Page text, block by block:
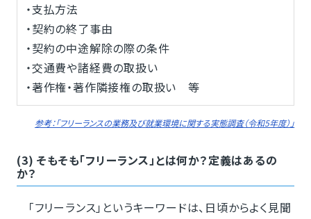
・支払方法
・契約の終了事由
・契約の中途解除の際の条件
・交通費や諸経費の取扱い
・著作権・著作隣接権の取扱い 等
参考：「フリーランスの業務及び就業環境に関する実態調査（令和5年度）」
(3) そもそも「フリーランス」とは何か？定義はあるの
か？
「フリーランス」というキーワードは、日頃からよく見聞